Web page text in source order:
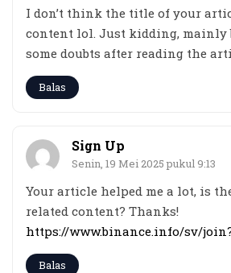
I don’t think the title of your
content lol. Just kidding, mainly
some doubts after reading the
Balas
Sign Up
Senin, 19 Mei 2025 pukul 9:13
Your article helped me a lot, is
related content? Thanks!
https://www.binance.info/sv/
Balas